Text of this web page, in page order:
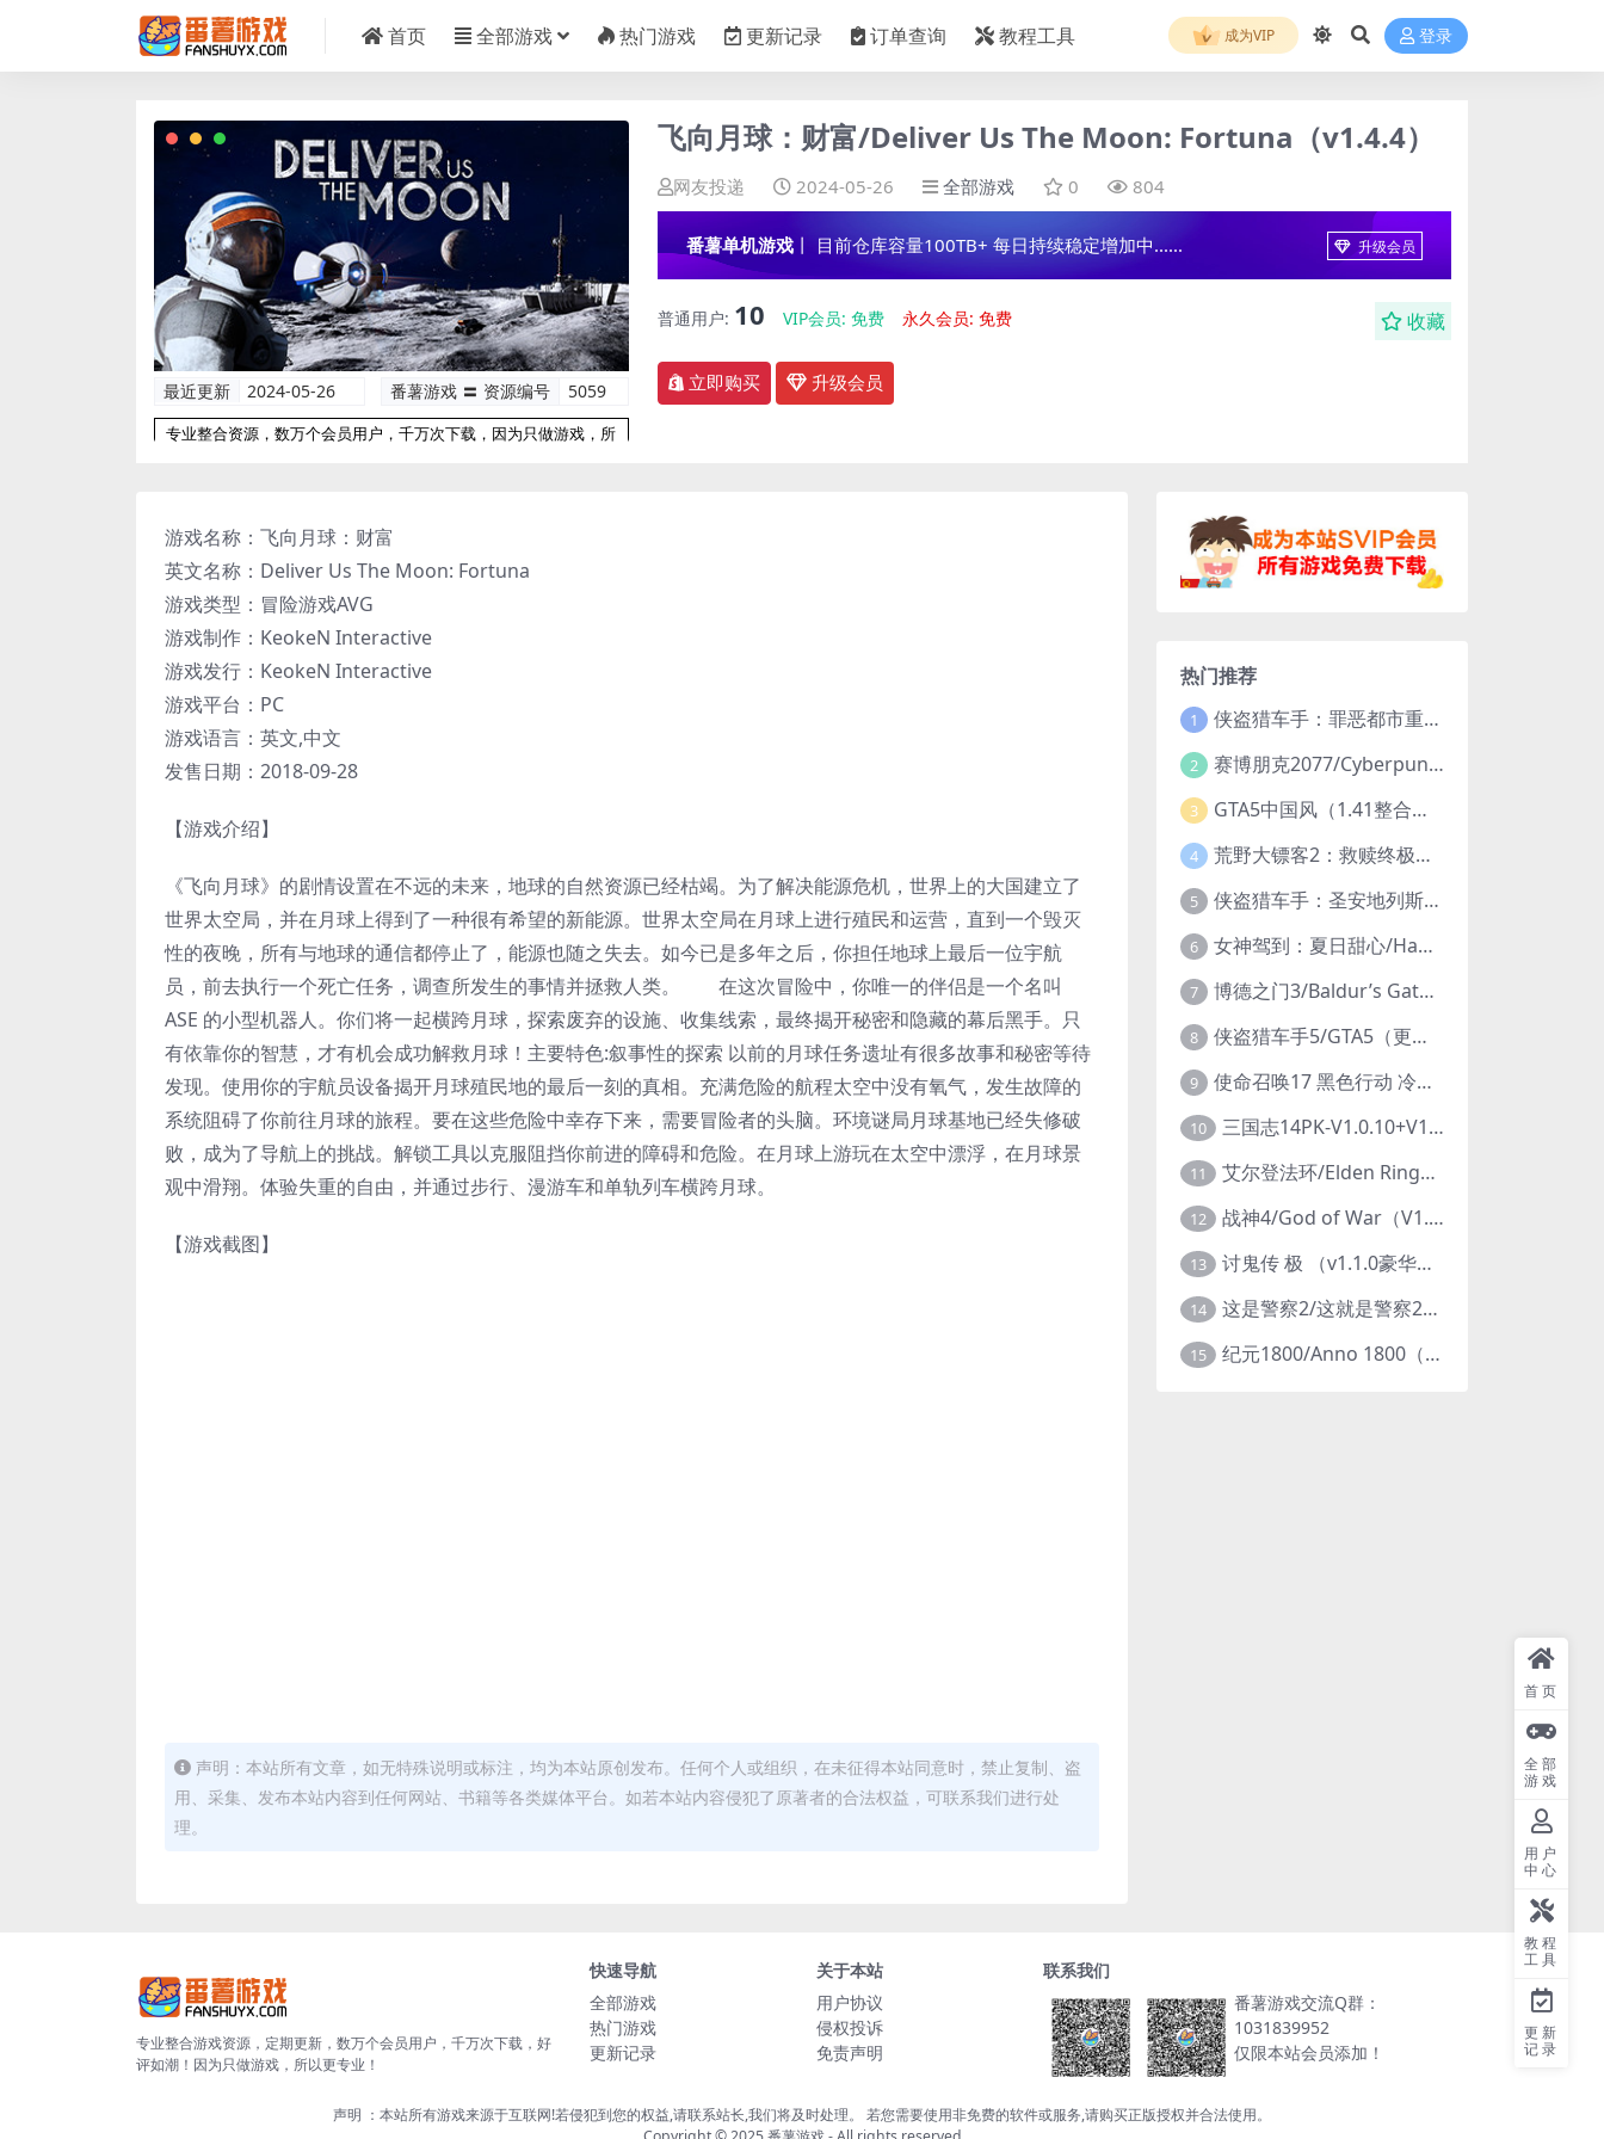
首页 全部游戏 热门游戏 更新记录 订单查询 教程工具 成为VIP 登录
最近更新 2024-05-26 番薯游戏 〓 资源编号 5059
专业整合资源，数万个会员用户，千万次下载，因为只做游戏，所
飞向月球：财富/Deliver Us The Moon: Fortuna（v1.4.4）
网友投递 2024-05-26 全部游戏 0 804
番薯单机游戏 丨 目前仓库容量100TB+ 每日持续稳定增加中...... 升级会员
普通用户: 10 VIP会员:免费 永久会员:免费 收藏
立即购买 升级会员
游戏名称：飞向月球：财富
英文名称：Deliver Us The Moon: Fortuna
游戏类型：冒险游戏AVG
游戏制作：KeokeN Interactive
游戏发行：KeokeN Interactive
游戏平台：PC
游戏语言：英文,中文
发售日期：2018-09-28
【游戏介绍】
《飞向月球》的剧情设置在不远的未来，地球的自然资源已经枯竭。为了解决能源危机，世界上的大国建立了
世界太空局，并在月球上得到了一种很有希望的新能源。世界太空局在月球上进行殖民和运营，直到一个毁灭
性的夜晚，所有与地球的通信都停止了，能源也随之失去。如今已是多年之后，你担任地球上最后一位宇航
员，前去执行一个死亡任务，调查所发生的事情并拯救人类。 在这次冒险中，你唯一的伴侣是一个名叫
ASE 的小型机器人。你们将一起横跨月球，探索废弃的设施、收集线索，最终揭开秘密和隐藏的幕后黑手。只
有依靠你的智慧，才有机会成功解救月球！主要特色:叙事性的探索 以前的月球任务遗址有很多故事和秘密等待
发现。使用你的宇航员设备揭开月球殖民地的最后一刻的真相。充满危险的航程太空中没有氧气，发生故障的
系统阻碍了你前往月球的旅程。要在这些危险中幸存下来，需要冒险者的头脑。环境谜局月球基地已经失修破
败，成为了导航上的挑战。解锁工具以克服阻挡你前进的障碍和危险。在月球上游玩在太空中漂浮，在月球景
观中滑翔。体验失重的自由，并通过步行、漫游车和单轨列车横跨月球。
【游戏截图】
声明：本站所有文章，如无特殊说明或标注，均为本站原创发布。任何个人或组织，在未征得本站同意时，禁止复制、盗
用、采集、发布本站内容到任何网站、书籍等各类媒体平台。如若本站内容侵犯了原著者的合法权益，可联系我们进行处
理。
热门推荐
1 侠盗猎车手：罪恶都市重制版/Grand Theft Auto: Vice City – The Definitive Edition
2 赛博朋克2077/Cyberpunk 2077（更新v2.20全DLC）
3 GTA5中国风（1.41整合版1300辆真车+183位美女与英雄+200%存档）
4 荒野大镖客2：救赎终极版/大表哥2/Red Dead Redemption 2: Ultimate Edition（更新v1491.50终极版）
5 侠盗猎车手：圣安地列斯重制版/Grand Theft Auto: San Andreas – The Definitive Edition（更新v1.113.49697469）
6 女神驾到：夏日甜心/Happy Together（模拟器版-升级豪华终极珍藏版+全DLC）
7 博德之门3/Baldur’s Gate 3（更新v4.1.1.7209685）
8 侠盗猎车手5/GTA5（更新v1.70纯净版-内置修改器+通关存档）
9 使命召唤17 黑色行动 冷战V1.34 全DLC 官方中文版COD17
10 三国志14PK-V1.0.10+V1.0.25-威力加强豪华版（武将面容套装-全DLC+季票+特典+中文语音+编辑修改器）
11 艾尔登法环/Elden Ring（更新v1.14 ）
12 战神4/God of War（V1.0.13-斗战狂神-奎爷的裁决+全DLC）
13 讨鬼传 极 （v1.1.0豪华版）
14 这是警察2/这就是警察2/This is Police
15 纪元1800/Anno 1800（豪华版全DLCv9.2.972600）
专业整合游戏资源，定期更新，数万个会员用户，千万次下载，好
评如潮！因为只做游戏，所以更专业！
快速导航
全部游戏
热门游戏
更新记录
关于本站
用户协议
侵权投诉
免责声明
联系我们
番薯游戏交流Q群：
1031839952
仅限本站会员添加！
声明 ：本站所有游戏来源于互联网!若侵犯到您的权益,请联系站长,我们将及时处理。 若您需要使用非免费的软件或服务,请购买正版授权并合法使用。
首页
全部
游戏
用户
中心
教程
工具
更新
记录